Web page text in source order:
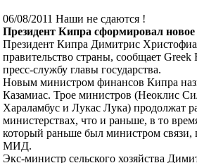
06/08/2011 Наши не сдаются !
Президент Кипра сформировал новое
Президент Кипра Димитрис
правительство страны, сообщает Greek
пресс-службу главы государства.
Новым министром финансов Кипра
Казамиас. Трое министров (Неоклис
Хараламбус и Лукас Лука) продолжат
министерствах, что и раньше, в то
который раньше был министром связи,
МИД.
Экс-министр сельского хозяйства